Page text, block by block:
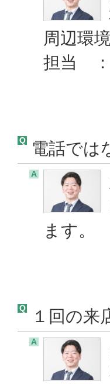
周辺環
担当
Q 電話では
A
ます
Q １回の来
A